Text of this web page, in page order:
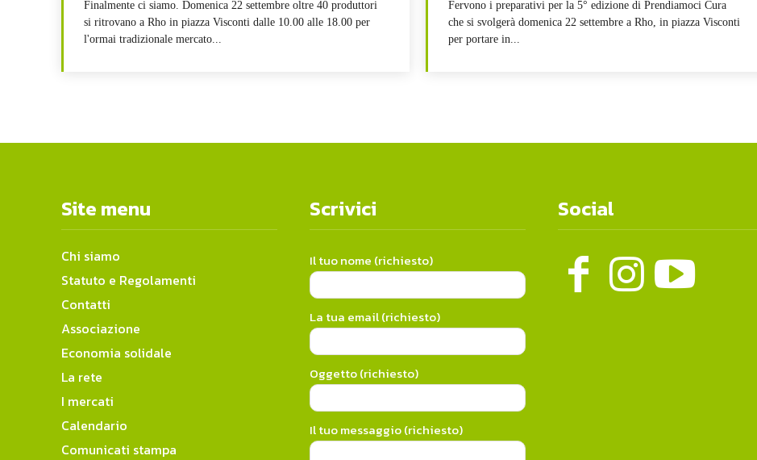
Finalmente ci siamo. Domenica 22 settembre oltre 40 produttori
si ritrovano a Rho in piazza Visconti dalle 10.00 alle 18.00 per
l'ormai tradizionale mercato...
Fervono i preparativi per la 5° edizione di Prendiamoci Cura
che si svolgerà domenica 22 settembre a Rho, in piazza Visconti
per portare in...
Site menu
Chi siamo
Statuto e Regolamenti
Contatti
Associazione
Economia solidale
La rete
I mercati
Calendario
Comunicati stampa
Scrivici
Il tuo nome (richiesto)
La tua email (richiesto)
Oggetto (richiesto)
Il tuo messaggio (richiesto)
Social